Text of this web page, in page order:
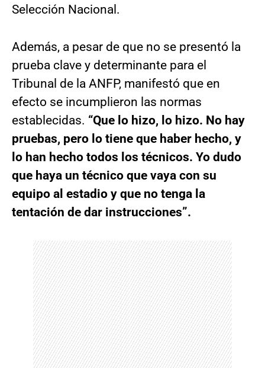
Selección Nacional.
Además, a pesar de que no se presentó la
prueba clave y determinante para el
Tribunal de la ANFP, manifestó que en
efecto se incumplieron las normas
establecidas. “Que lo hizo, lo hizo. No hay
pruebas, pero lo tiene que haber hecho, y
lo han hecho todos los técnicos. Yo dudo
que haya un técnico que vaya con su
equipo al estadio y que no tenga la
tentación de dar instrucciones”.